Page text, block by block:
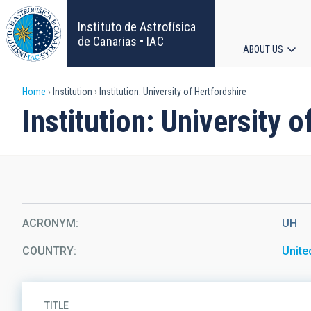
Skip
to
main
content
Instituto de Astrofísica
de Canarias • IAC
ABOUT US
Breadcrumb
Home Institution Institution: University of Hertfordshire
Institution: University
ACRONYM UH
COUNTRY
TITLE